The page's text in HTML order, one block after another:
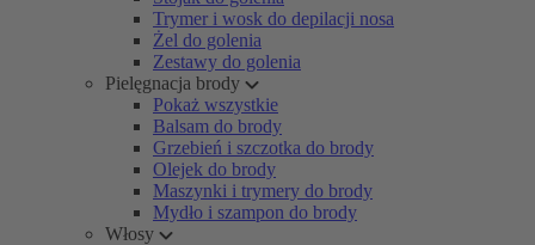
Trymer i wosk do depilacji nosa
Żel do golenia
Zestawy do golenia
Pielęgnacja brody
Pokaż wszystkie
Balsam do brody
Grzebień i szczotka do brody
Olejek do brody
Maszynki i trymery do brody
Mydło i szampon do brody
Włosy